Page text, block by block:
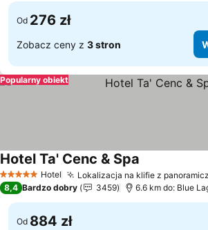
Od 276 zł
Zobacz ceny z 3 stron
Popularny obiekt
5 KategoriaHotel Lokalizacja na klifie z
Hotel Ta' Cenc & Spa
8,4 Bardzo dobry 3459 6.6 km do: Blue
Od 884 zł